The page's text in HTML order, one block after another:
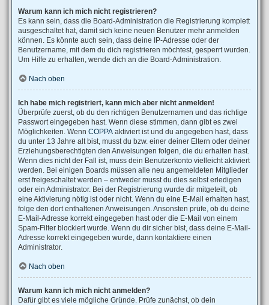
Warum kann ich mich nicht registrieren?
Es kann sein, dass die Board-Administration die Registrierung komplett
ausgeschaltet hat, damit sich keine neuen Benutzer mehr anmelden
können. Es könnte auch sein, dass deine IP-Adresse oder der
Benutzername, mit dem du dich registrieren möchtest, gesperrt wurden.
Um Hilfe zu erhalten, wende dich an die Board-Administration.
Nach oben
Ich habe mich registriert, kann mich aber nicht anmelden!
Überprüfe zuerst, ob du den richtigen Benutzernamen und das richtige
Passwort eingegeben hast. Wenn diese stimmen, dann gibt es zwei
Möglichkeiten. Wenn COPPA aktiviert ist und du angegeben hast, dass
du unter 13 Jahre alt bist, musst du bzw. einer deiner Eltern oder deiner
Erziehungsberechtigten den Anweisungen folgen, die du erhalten hast.
Wenn dies nicht der Fall ist, muss dein Benutzerkonto vielleicht aktiviert
werden. Bei einigen Boards müssen alle neu angemeldeten Mitglieder
erst freigeschaltet werden – entweder musst du dies selbst erledigen
oder ein Administrator. Bei der Registrierung wurde dir mitgeteilt, ob
eine Aktivierung nötig ist oder nicht. Wenn du eine E-Mail erhalten hast,
folge den dort enthaltenen Anweisungen. Ansonsten prüfe, ob du deine
E-Mail-Adresse korrekt eingegeben hast oder die E-Mail von einem
Spam-Filter blockiert wurde. Wenn du dir sicher bist, dass deine E-Mail-
Adresse korrekt eingegeben wurde, dann kontaktiere einen
Administrator.
Nach oben
Warum kann ich mich nicht anmelden?
Dafür gibt es viele mögliche Gründe. Prüfe zunächst, ob dein